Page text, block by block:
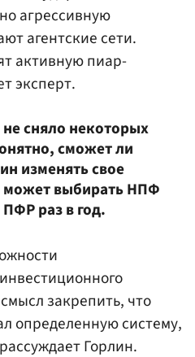
агрессивную
агентские сети.
активную пиар-
эксперт.
сняло некоторых
сможет ли
изменять свое
может выбирать НПФ
раз в год.
закрепить, что
определенную систему,
Горлин.